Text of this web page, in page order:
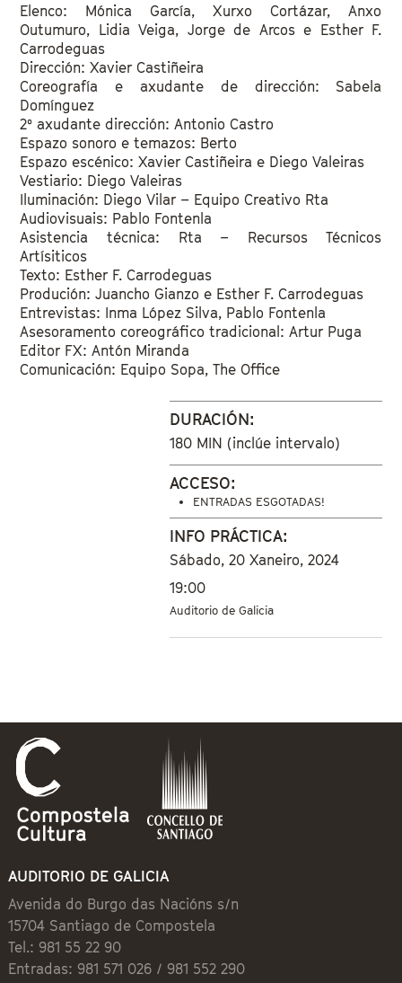
Elenco: Mónica García, Xurxo Cortázar, Anxo
Outumuro, Lidia Veiga, Jorge de Arcos e Esther F.
Carrodeguas
Dirección: Xavier Castiñeira
Coreografía e axudante de dirección: Sabela
Domínguez
2º axudante dirección: Antonio Castro
Espazo sonoro e temazos: Berto
Espazo escénico: Xavier Castiñeira e Diego Valeiras
Vestiario: Diego Valeiras
Iluminación: Diego Vilar – Equipo Creativo Rta
Audiovisuais: Pablo Fontenla
Asistencia técnica: Rta – Recursos Técnicos
Artísiticos
Texto: Esther F. Carrodeguas
Produción: Juancho Gianzo e Esther F. Carrodeguas
Entrevistas: Inma López Silva, Pablo Fontenla
Asesoramento coreográfico tradicional: Artur Puga
Editor FX: Antón Miranda
Comunicación: Equipo Sopa, The Office
DURACIÓN:
180 MIN (inclúe intervalo)
ACCESO:
ENTRADAS ESGOTADAS!
INFO PRÁCTICA:
Sábado, 20 Xaneiro, 2024
19:00
Auditorio de Galicia
AUDITORIO DE GALICIA
Avenida do Burgo das Nacións s/n
15704 Santiago de Compostela
Tel.: 981 55 22 90
Entradas: 981 571 026 / 981 552 290